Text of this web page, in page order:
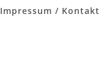
Impressum / Kontakt